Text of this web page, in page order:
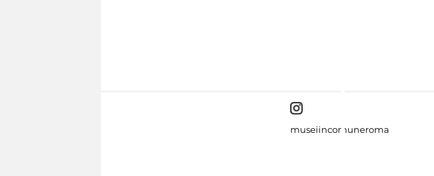
museiincomuneroma